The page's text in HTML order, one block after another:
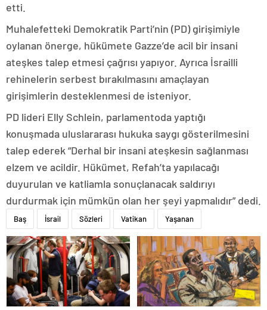
etti.
Muhalefetteki Demokratik Parti’nin (PD) girişimiyle
oylanan önerge, hükümete Gazze’de acil bir insani
ateşkes talep etmesi çağrısı yapıyor. Ayrıca İsrailli
rehinelerin serbest bırakılmasını amaçlayan
girişimlerin desteklenmesi de isteniyor.
PD lideri Elly Schlein, parlamentoda yaptığı
konuşmada uluslararası hukuka saygı gösterilmesini
talep ederek “Derhal bir insani ateşkesin sağlanması
elzem ve acildir. Hükümet, Refah’ta yapılacağı
duyurulan ve katliamla sonuçlanacak saldırıyı
durdurmak için mümkün olan her şeyi yapmalıdır” dedi.
Baş İsrail Sözleri Vatikan Yaşanan